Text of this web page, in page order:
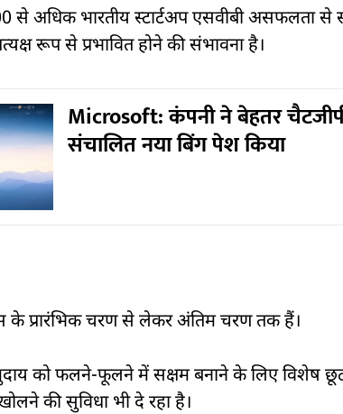
से अधिक भारतीय स्टार्टअप एसवीबी असफलता से
रूप से प्रभावित होने की संभावना है।
Microsoft: कंपनी ने बेहतर
संचालित नया बिंग पेश किया
के प्रारंभिक चरण से लेकर अंतिम चरण तक हैं।
को फलने-फूलने में सक्षम बनाने के लिए विशेष
की सुविधा भी दे रहा है।